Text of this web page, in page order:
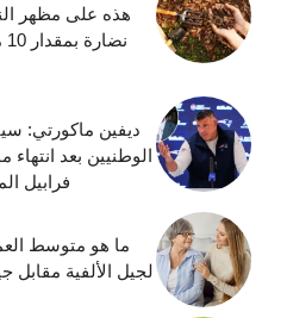
هذه على مظهر
ديفين ماكورتي:
الوطنيين بعد
فرابيل
ما هو متوسط
لجيل الألفية مقابل